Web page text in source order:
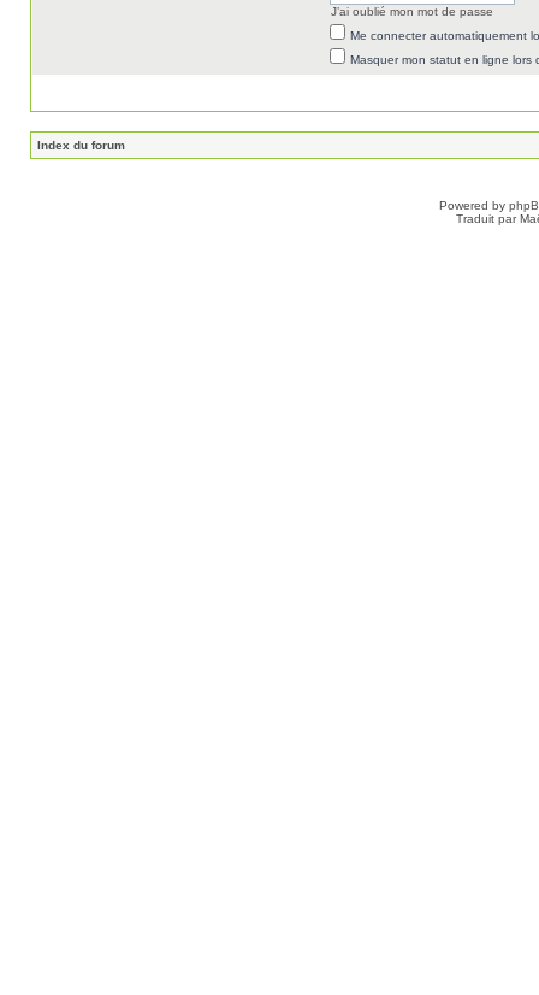
J’ai oublié mon mot de passe
Me connecter automatiquement
Masquer mon statut en ligne lors
Index du forum
Powered by
Traduit par